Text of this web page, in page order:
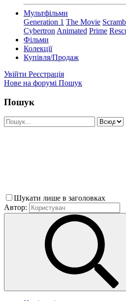
Мультфільми
Generation 1 The Movie
Cybertron Animated Prime
Фільми
Колекції
Купівля/Продаж
Увійти Реєстрація
Нове на форумі Пошук
Пошук
Шукати лише в заголовках
Автор: